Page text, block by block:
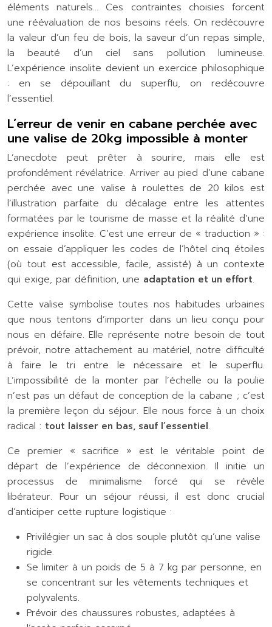
éléments naturels… Ces contraintes choisies forcent
une réévaluation de nos besoins réels. On redécouvre
la valeur d’un feu de bois, la saveur d’un repas simple,
la beauté d’un ciel sans pollution lumineuse.
L’expérience insolite devient un exercice philosophique
: en se dépouillant du superflu, on redécouvre
l’essentiel.
L’erreur de venir en cabane perchée avec
une valise de 20kg impossible à monter
L’anecdote peut prêter à sourire, mais elle est
profondément révélatrice. Arriver au pied d’une cabane
perchée avec une valise à roulettes de 20 kilos est
l’illustration parfaite du décalage entre les attentes
formatées par le tourisme de masse et la réalité d’une
expérience insolite. C’est une erreur de « traduction » :
on essaie d’appliquer les codes de l’hôtel cinq étoiles
(où tout est accessible, facile, assisté) à un contexte
qui exige, par définition, une adaptation et un effort.
Cette valise symbolise toutes nos habitudes urbaines
que nous tentons d’importer dans un lieu conçu pour
nous en défaire. Elle représente notre besoin de tout
prévoir, notre attachement au matériel, notre difficulté
à faire le tri entre le nécessaire et le superflu.
L’impossibilité de la monter par l’échelle ou la poulie
n’est pas un défaut de conception de la cabane ; c’est
la première leçon du séjour. Elle nous force à un choix
radical : tout laisser en bas, sauf l’essentiel.
Ce premier « sacrifice » est le véritable point de
départ de l’expérience de déconnexion. Il initie un
processus de minimalisme forcé qui se révèle
libérateur. Pour un séjour réussi, il est donc crucial
d’anticiper cette rupture logistique :
Privilégier un sac à dos souple plutôt qu’une valise
rigide.
Se limiter à un poids de 5 à 7 kg par personne, en
se concentrant sur les vêtements techniques et
polyvalents.
Prévoir des chaussures robustes, adaptées à